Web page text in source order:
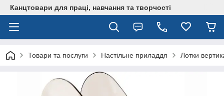
Канцтовари для працi, навчання та творчостi
Товари та послуги Настільне приладдя Лотки